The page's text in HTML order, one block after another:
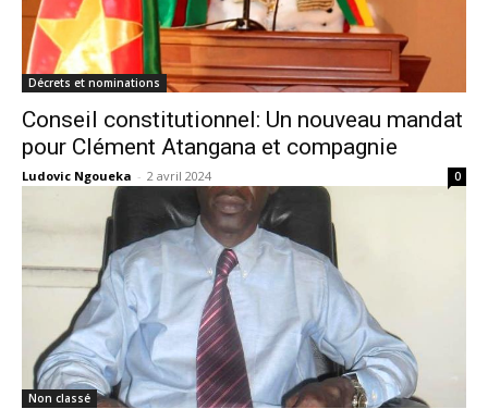
Décrets et nominations
Conseil constitutionnel: Un nouveau mandat
pour Clément Atangana et compagnie
Ludovic Ngoueka - 2 avril 2024 0
Non classé